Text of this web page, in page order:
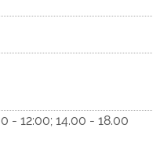
Spiel- und
bietet die
ein ideales Ferien-,
direkt am
Plätzchen für die
- 12:00; 14.00 - 18.00